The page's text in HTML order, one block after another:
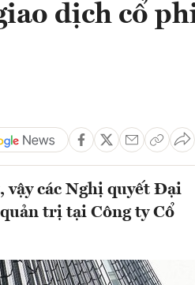
dịch cổ
các Nghị quyết Đại
trị tại Công ty Cổ